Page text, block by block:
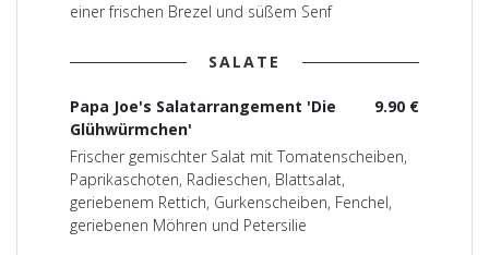
einer frischen Brezel und süßem Senf
SALATE
9.90 €
Papa Joe's Salatarrangement 'Die
Glühwürmchen'
Frischer gemischter Salat mit Tomatenscheiben,
Paprikaschoten, Radieschen, Blattsalat,
geriebenem Rettich, Gurkenscheiben, Fenchel,
geriebenen Möhren und Petersilie